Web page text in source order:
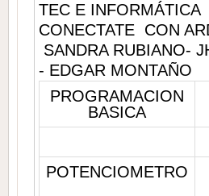
TEC E INFORMÁTICA
CONECTATE CON
SANDRA RUBIANO-
- EDGAR MONTAÑO
PROGRAMACION
BASICA
POTENCIOMETRO